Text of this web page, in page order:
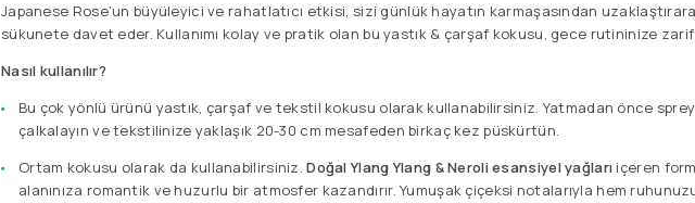
Japanese Rose’un büyüleyici ve rahatlatıcı etkisi, sizi günlük hayatın karmaşasından
sükunete davet eder. Kullanımı kolay ve pratik olan bu yastık & çarşaf kokusu, gece rutininize
Nasıl kullanılır?
Bu çok yönlü ürünü yastık, çarşaf ve tekstil kokusu olarak kullanabilirsiniz. Yatmadan önce
çalkalayın ve tekstilinize yaklaşık 20-30 cm mesafeden birkaç kez püskürtün.
Ortam kokusu olarak da kullanabilirsiniz.Doğal Ylang Ylang & Neroli esansiyel yağları içeren
alanınıza romantik ve huzurlu bir atmosfer kazandırır. Yumuşak çiçeksi notalarıyla hem